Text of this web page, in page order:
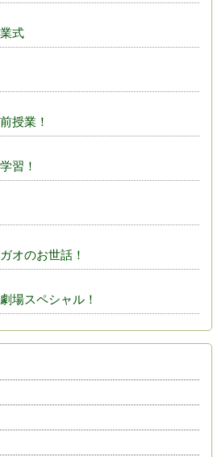
式
授業！
習！
オのお世話！
場スペシャル！